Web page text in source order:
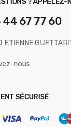
44 67 77 60
ETIENNE
nous
SÉCURISÉ